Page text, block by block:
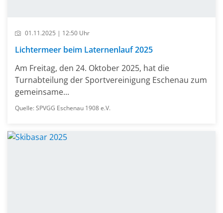
01.11.2025 | 12:50 Uhr
Lichtermeer beim Laternenlauf 2025
Am Freitag, den 24. Oktober 2025, hat die
Turnabteilung der Sportvereinigung Eschenau zum
gemeinsame...
Quelle: SPVGG Eschenau 1908 e.V.